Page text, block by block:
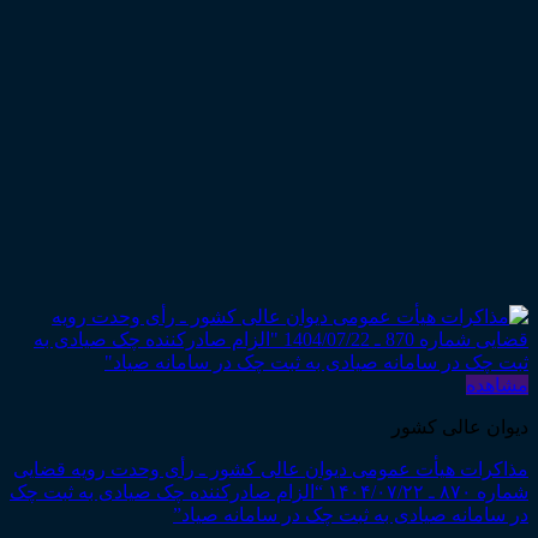
مشاهده
دیوان عالی کشور
مذاکرات هیأت عمومی دیوان عالی کشور ـ رأی وحدت رویه قضایی
شماره ۸۷۰ ـ ۱۴۰۴/۰۷/۲۲ “الزام صادرکننده چک صیادی به ثبت چک
در سامانه صیادی به ثبت چک در سامانه صیاد”